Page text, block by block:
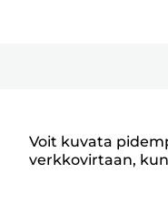
Voit kuvata
verkkovirtaan,